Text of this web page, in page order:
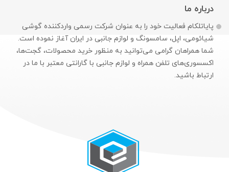
درباره ما
پایاتلکام فعالیت خود را به عنوان شرکت رسمی وارد‌کننده گوشی
شیائومی، اپل، سامسونگ و لوازم جانبی در ایران آغاز نموده است.
شما همراهان گرامی می‌توانید به منظور خرید محصولات، گجت‌ها،
اکسسوری‌های تلفن همراه و لوازم جانبی با گارانتی معتبر با ما در
ارتباط باشید.